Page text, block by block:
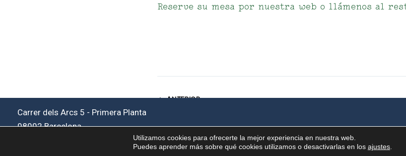
Reserve su mesa por nuestra web o llámenos al
ANTERIOR
Carrer dels Arcs 5 - Primera Planta
08002 Barcelona
Privacidad●Cookies●Aviso Legal| bySIMILARES DESIGN
Utilizamos cookies para ofrecerte la mejor experiencia en nuestra web.
Puedes aprender más sobre qué cookies utilizamos o desactivarlas en los ajustes.